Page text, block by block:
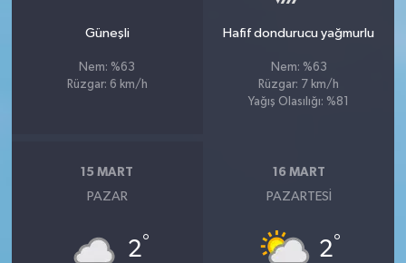
Güneşli
Nem: %63
Rüzgar: 6 km/h
Hafif dondurucu yağmurlu
Nem: %63
Rüzgar: 7 km/h
Yağış Olasılığı: %81
15 MART
PAZAR
2°
16 MART
PAZARTESI
2°